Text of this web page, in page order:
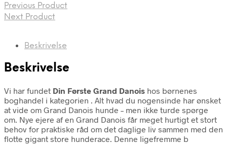
Previous Product
Next Product
Beskrivelse
Beskrivelse
Vi har fundet Din Første Grand Danois hos børnenes
boghandel i kategorien . Alt hvad du nogensinde har ønsket
at vide om Grand Danois hunde – men ikke turde spørge
om. Nye ejere af en Grand Danois får meget hurtigt et stort
behov for praktiske råd om det daglige liv sammen med den
flotte gigant store hunderace. Denne ligefremme b